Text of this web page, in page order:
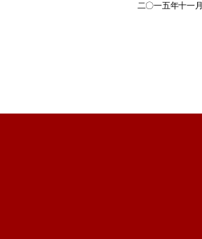
二〇一五年十一月